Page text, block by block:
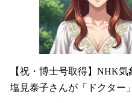
【祝・博士号取得】NHK気
塩見泰子さんが「ドクター